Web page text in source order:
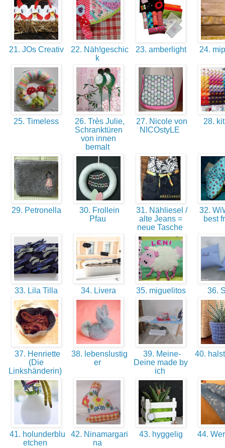
21. JOs Creativ
22. Näh!geschic
k
23. amberlight 24.
25. Timeless
26. Très Julie,
Schranktüren
von innen
bemalt
27. Nicole von
NICOstyLE
28.
29. Petronella
30. Frollein
Pfau
31. Nähliesel /
alte Jeans =
neue Tasche
32.
best
33. Lila Tilla 34. Livera 35. miguelitos 36.
37. Henriette
(Die
Linkshänderin)
38. lebenslustig
er
39. Meine-
Deine made by
ich
40.
41. holunderblu
etchen
42. Ninamargari
na
43. hyggelig 44.